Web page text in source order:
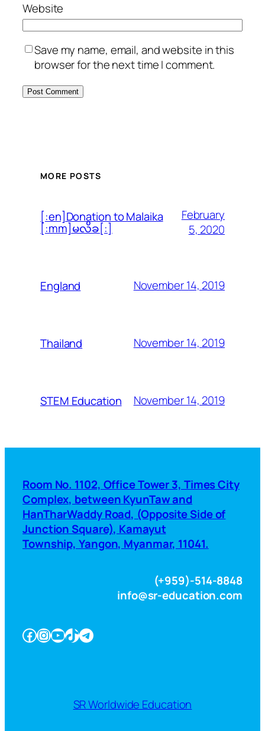
Website
Save my name, email, and website in this
browser for the next time I comment.
MORE POSTS
[:en]Donation to Malaika
[:mm]မလိခ[:]
February
5, 2020
England November 14, 2019
Thailand November 14, 2019
STEM Education November 14, 2019
Room No. 1102, Office Tower 3, Times City
Complex, between KyunTaw and
HanTharWaddy Road, (Opposite Side of
Junction Square), Kamayut
Township, Yangon, Myanmar, 11041.
(+959)-514-8848
info@sr-education.com
Facebook InstagramYouTube TikTok Telegram
SR Worldwide Education